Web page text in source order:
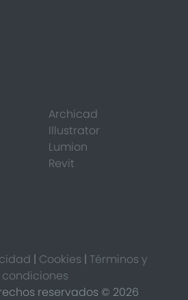
Archicad
Illustrator
Lumion
Revit
| Cookies | Términos y
condiciones
reservados © 2026